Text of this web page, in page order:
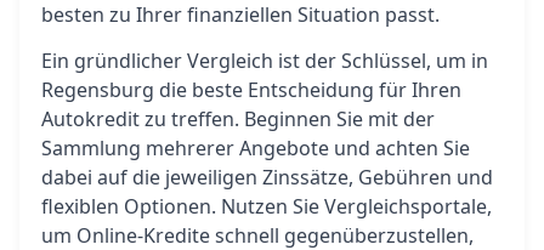
besten zu Ihrer finanziellen Situation passt.
Ein gründlicher Vergleich ist der Schlüssel, um in
Regensburg die beste Entscheidung für Ihren
Autokredit zu treffen. Beginnen Sie mit der
Sammlung mehrerer Angebote und achten Sie
dabei auf die jeweiligen Zinssätze, Gebühren und
flexiblen Optionen. Nutzen Sie Vergleichsportale,
um Online-Kredite schnell gegenüberzustellen,